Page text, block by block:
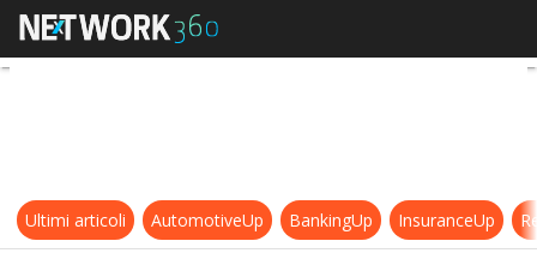
Google ha scelto: per i suoi Glass
Ultimi articoli AutomotiveUp BankingUp InsuranceUp